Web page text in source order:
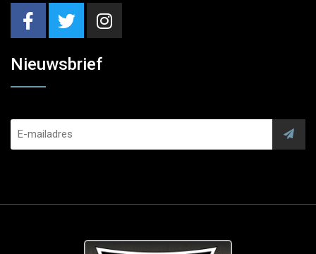
Nieuwsbrief